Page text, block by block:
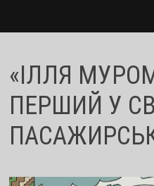
«ІЛЛЯ
ПЕРШИЙ У